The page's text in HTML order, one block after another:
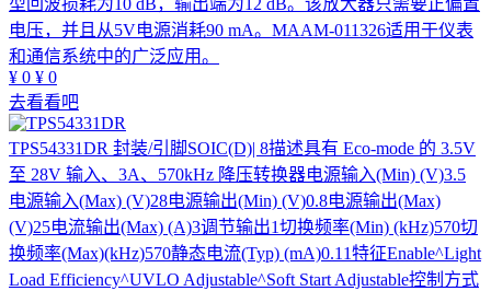
型回波损耗为10 dB，输出端为12 dB。该放大器只需要正偏置
电压，并且从5V电源消耗90 mA。MAAM-011326适用于仪表
和通信系统中的广泛应用。
¥ 0 ¥ 0
去看看吧
TPS54331DR 封装/引脚SOIC(D)| 8描述具有 Eco-mode 的 3.5V
至 28V 输入、3A、570kHz 降压转换器电源输入(Min) (V)3.5
电源输入(Max) (V)28电源输出(Min) (V)0.8电源输出(Max)
(V)25电流输出(Max) (A)3调节输出1切换频率(Min) (kHz)570切
换频率(Max)(kHz)570静态电流(Typ) (mA)0.11特征Enable^Light
Load Efficiency^UVLO Adjustable^Soft Start Adjustable控制方式